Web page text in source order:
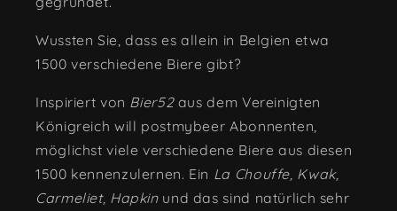
Wussten Sie, dass es allein in Belgien etwa
1500 verschiedene Biere gibt?
Inspiriert von Bier52aus dem Vereinigten
Königreich will postmybeer Abonnenten,
möglichst viele verschiedene Biere aus diesen
1500 kennenzulernen. Ein La Chouffe, Kwak,
Carmeliet, Hapkinund das sind natürlich sehr